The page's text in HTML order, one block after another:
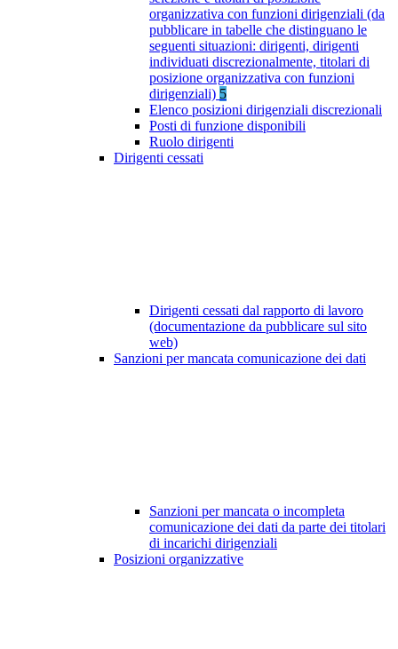
organizzativa con funzioni dirigenziali (da
pubblicare in tabelle che distinguano le
seguenti situazioni: dirigenti, dirigenti
individuati discrezionalmente, titolari di
posizione organizzativa con funzioni
dirigenziali) 5
Elenco posizioni dirigenziali discrezionali
Posti di funzione disponibili
Ruolo dirigenti
Dirigenti cessati
Dirigenti cessati dal rapporto di lavoro
(documentazione da pubblicare sul sito
web)
Sanzioni per mancata comunicazione dei dati
Sanzioni per mancata o incompleta
comunicazione dei dati da parte dei titolari
di incarichi dirigenziali
Posizioni organizzative